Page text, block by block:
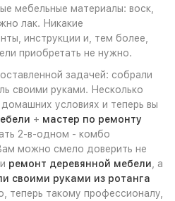
мебельные материалы: воск,
лак. Никакие
инструкции и, тем более,
приобретать не нужно.
задачей: собрали
своими руками. Несколько
условиях и теперь вы
+ мастер по ремонту
2-в-одном - комбо
можно смело доверить не
ремонт деревянной мебели , а
своими руками из ротанга
теперь такому профессионалу,